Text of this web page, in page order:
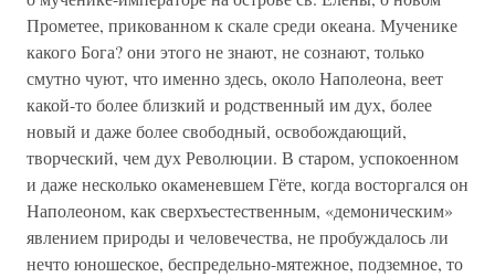
Прометее, прикованном к скале среди океана. Мученике
какого Бога? они этого не знают, не сознают, только
смутно чуют, что именно здесь, около Наполеона, веет
какой-то более близкий и родственный им дух, более
новый и даже более свободный, освобождающий,
творческий, чем дух Революции. В старом, успокоенном
и даже несколько окаменевшем Гёте, когда восторгался он
Наполеоном, как сверхъестественным, «демоническим»
явлением природы и человечества, не пробуждалось ли
нечто юношеское, беспредельно-мятежное, подземное, то